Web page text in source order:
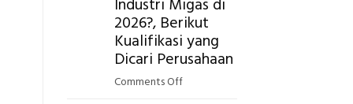
untuk
Rumah
Sejuk
Tanpa
AC
Ekplorasi
Solusi
Pemetaan
Industri Migas di
2026?, Berikut
Kualifikasi yang
Dicari Perusahaan
Comments Offon